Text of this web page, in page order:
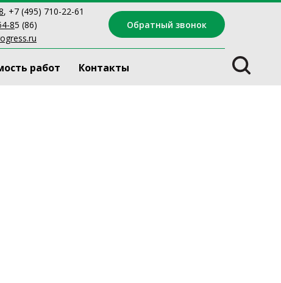
, +7 (495) 710-22-61
85 (86)
Обратный звонок
работ Контакты